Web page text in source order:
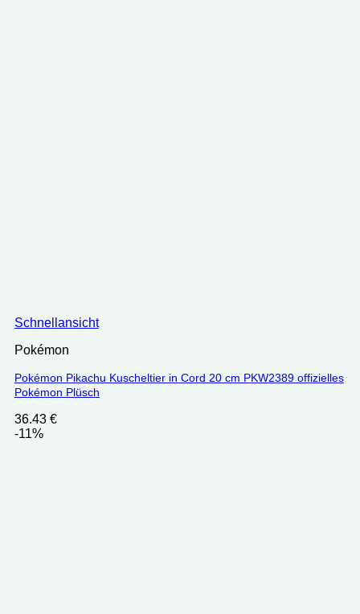
Schnellansicht
Pokémon
Pokémon Pikachu Kuscheltier in Cord 20 cm PKW2389 offizielles
Pokémon Plüsch
36.43 €
-11%